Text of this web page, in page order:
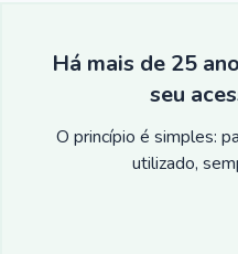
Há mais de 25
seu
O princípio é simples:
utilizado,